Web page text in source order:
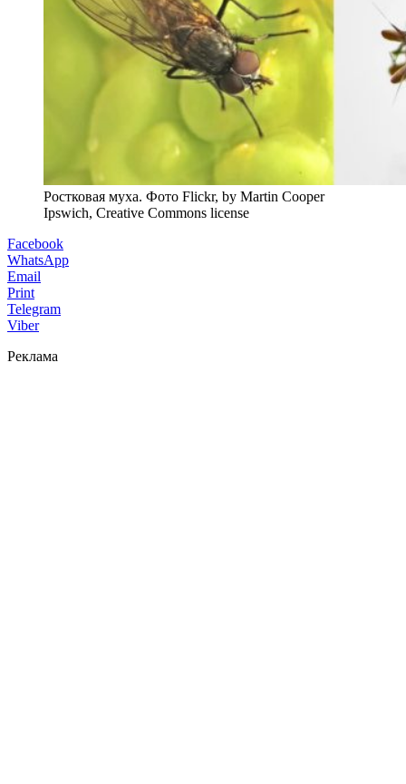
Ростковая муха. Фото Flickr, by Martin Cooper
Ipswich, Creative Commons license
Facebook
WhatsApp
Email
Print
Telegram
Viber
Реклама